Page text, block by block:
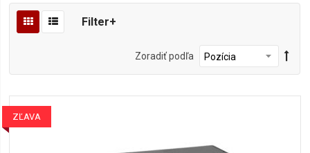
Filter+
Zoradiť podľa
ZĽAVA